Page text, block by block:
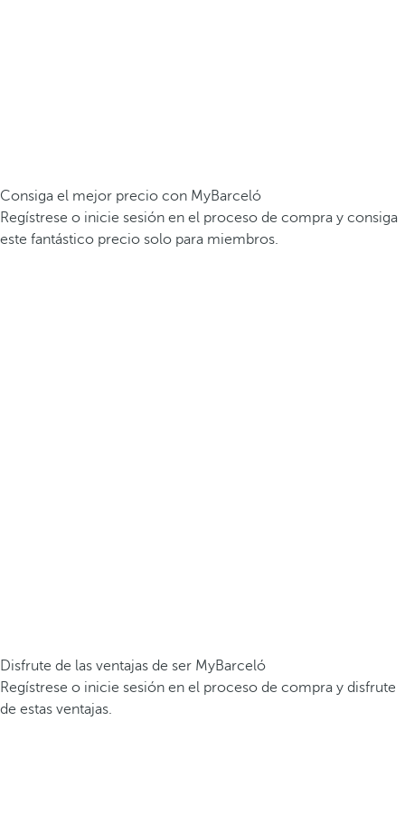
Consiga el mejor precio con MyBarceló
Regístrese o inicie sesión en el proceso de compra y consiga
este fantástico precio solo para miembros.
Disfrute de las ventajas de ser MyBarceló
Regístrese o inicie sesión en el proceso de compra y disfrute
de estas ventajas.